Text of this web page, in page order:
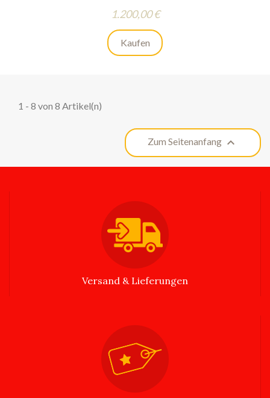
Preis
1.200,00 €
Kaufen
1 - 8 von 8 Artikel(n)
Zum Seitenanfang 
Versand & Lieferungen